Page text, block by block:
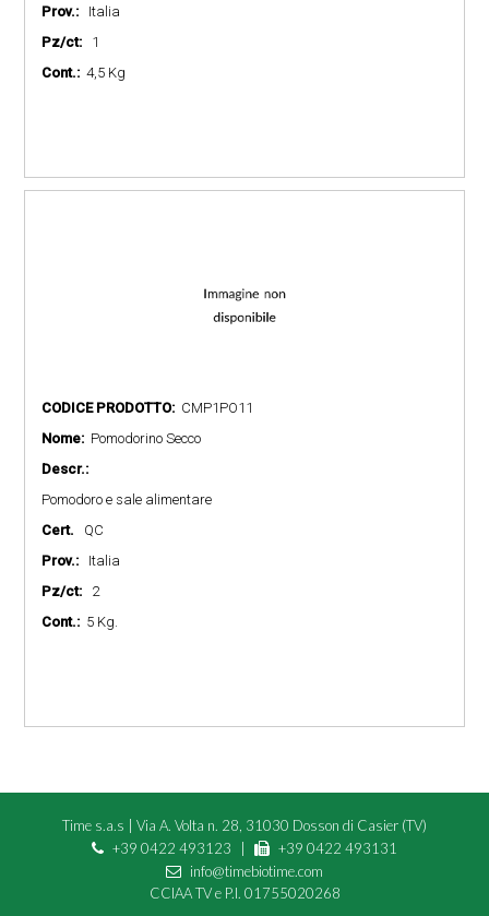
Prov.: Italia
Pz/ct: 1
Cont.: 4,5 Kg
CODICE PRODOTTO: CMP1PO11
Nome: Pomodorino Secco
Descr.:
Pomodoro e sale alimentare
Cert. QC
Prov.: Italia
Pz/ct: 2
Cont.: 5 Kg.
Time s.a.s
Via A. Volta n. 28, 31030 Dosson di Casier (TV)
+39 0422 493123
+39 0422 493131
info@timebiotime.com
CCIAA TV e P.I. 01755020268